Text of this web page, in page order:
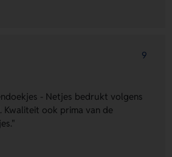
9
- Netjes bedrukt volgens
ook prima van de